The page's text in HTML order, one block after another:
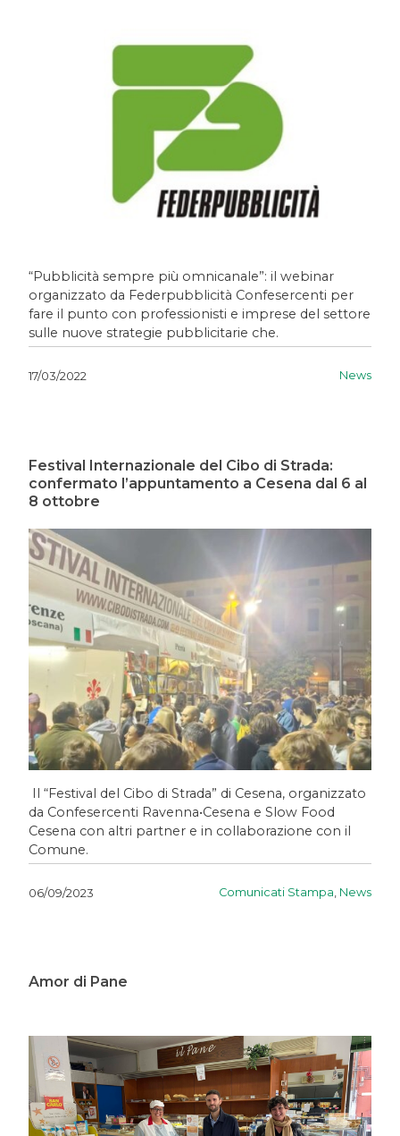
“Pubblicità sempre più omnicanale”: il webinar
organizzato da Federpubblicità Confesercenti per
fare il punto con professionisti e imprese del settore
sulle nuove strategie pubblicitarie che.
17/03/2022 News
Festival Internazionale del Cibo di Strada:
confermato l’appuntamento a Cesena dal 6 al
8 ottobre
Il “Festival del Cibo di Strada” di Cesena, organizzato
da Confesercenti Ravenna•Cesena e Slow Food
Cesena con altri partner e in collaborazione con il
Comune.
06/09/2023 Comunicati Stampa, News
Amor di Pane